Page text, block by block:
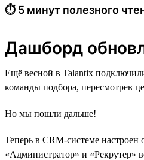
⏱ 5 минут полезного
Дашборд
Ещё весной в Talantix
команды подбора, пересмотрев
Но мы пошли дальше!
Теперь в CRM-системе
«Администратор» и «Рекрутер»